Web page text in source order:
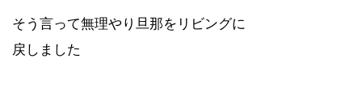
そう言って無理やり旦那をリビングに
戻しました